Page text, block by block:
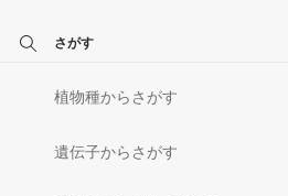
さがす
植物種からさがす
遺伝子からさがす